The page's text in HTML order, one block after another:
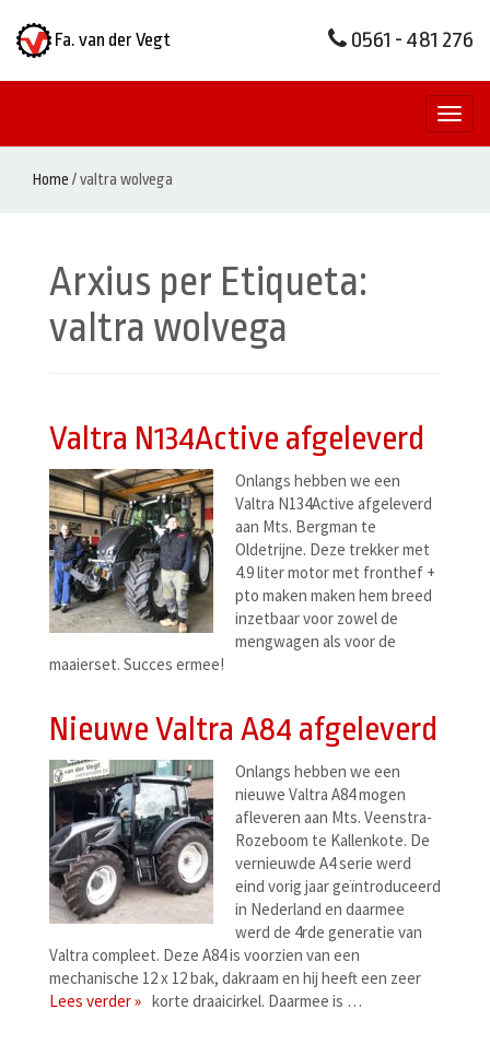
Fa. van der Vegt 0561 - 481 276
Home /valtra wolvega
Arxius per Etiqueta:
valtra wolvega
Valtra N134Active afgeleverd
Onlangs hebben we een
Valtra N134Active afgeleverd
aan Mts. Bergman te
Oldetrijne. Deze trekker met
4.9 liter motor met fronthef +
pto maken maken hem breed
inzetbaar voor zowel de
mengwagen als voor de
maaierset. Succes ermee!
Nieuwe Valtra A84 afgeleverd
Onlangs hebben we een
nieuwe Valtra A84 mogen
afleveren aan Mts. Veenstra-
Rozeboom te Kallenkote. De
vernieuwde A4 serie werd
eind vorig jaar geïntroduceerd
in Nederland en daarmee
werd de 4rde generatie van
Valtra compleet. Deze A84 is voorzien van een
mechanische 12 x 12 bak, dakraam en hij heeft een zeer
korte draaicirkel. Daarmee is …
Lees verder »